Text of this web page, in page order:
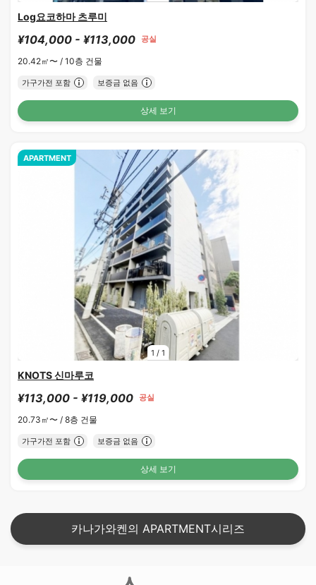
Log요코하마 츠루미
¥104,000 - ¥113,000 공실
20.42㎡〜 / 10층 건물
가구가전 포함 보증금 없음
상세 보기
1 / 1
APARTMENT
KNOTS 신마루코
¥113,000 - ¥119,000 공실
20.73㎡〜 / 8층 건물
가구가전 포함 보증금 없음
상세 보기
카나가와켄의 APARTMENT시리즈